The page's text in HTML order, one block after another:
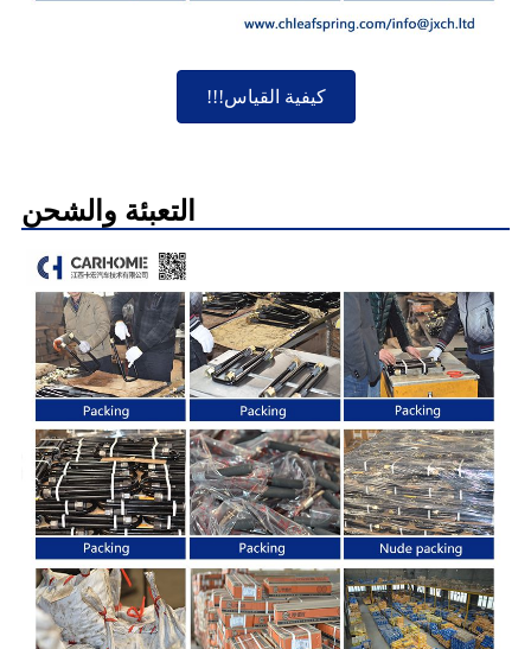
كيفية القياس!!!
التعبئة والشحن